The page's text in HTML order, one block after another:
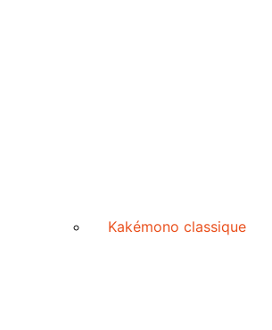
Kakémono classique